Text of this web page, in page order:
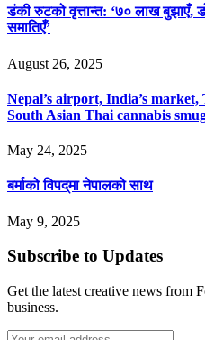
डंकी रुटको वृत्तान्त: ‘७० लाख बुझाएँ,
समातिएँ’
August 26, 2025
Nepal’s airport, India’s market,
South Asian Thai cannabis
May 24, 2025
बर्माको विपद्‌मा नेपालको साथ
May 9, 2025
Subscribe to Updates
Get the latest creative news from
business.